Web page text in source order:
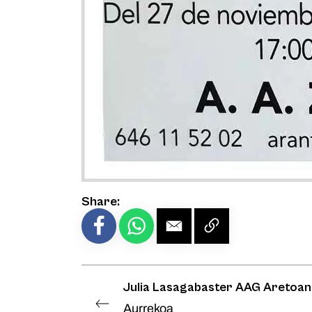
Share:
Julia Lasagabaster AAG Aretoan
Aurrekoa